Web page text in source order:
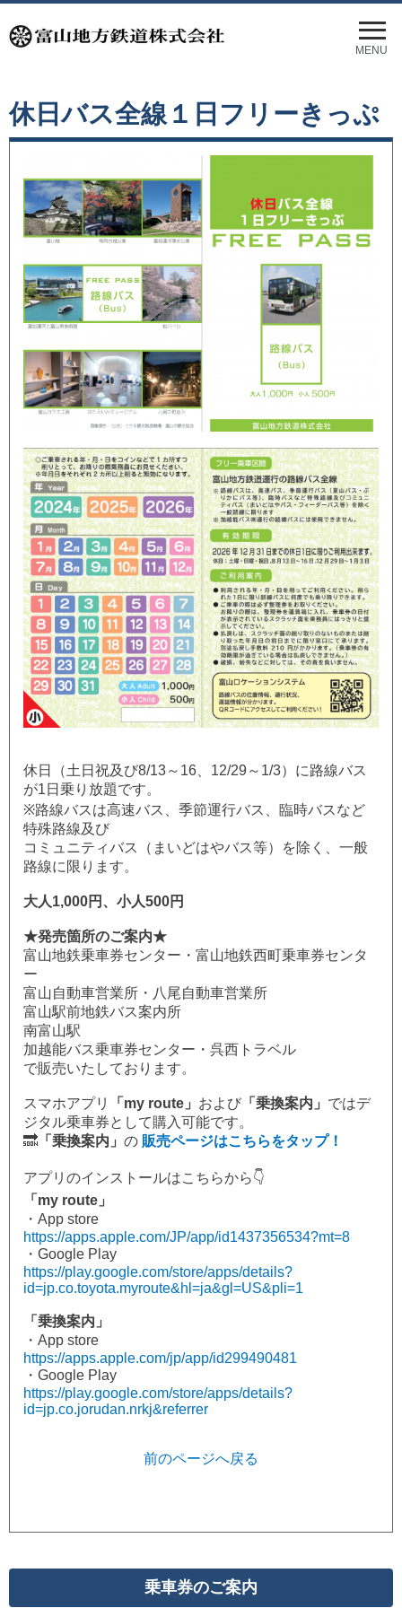
メ
ニ
ュ
開
く
MENU
休日バス全線１日フリーきっぷ
休日（土日祝及び8/13～16、12/29～1/3）に路線バス
が1日乗り放題です。
※路線バスは高速バス、季節運行バス、臨時バスなど
特殊路線及び
コミュニティバス（まいどはやバス等）を除く、一般
路線に限ります。
大人1,000円、小人500円
★発売箇所のご案内★
富山地鉄乗車券センター・富山地鉄西町乗車券センタ
ー
富山自動車営業所・八尾自動車営業所
富山駅前地鉄バス案内所
南富山駅
加越能バス乗車券センター・呉西トラベル
で販売いたしております。
スマホアプリ 「my route」 および 「乗換案内」 ではデ
ジタル乗車券として購入可能です。
🔜 「乗換案内」 の 販売ページはこちらをタップ！
アプリのインストールはこちらから👇
「my route」
・App store
https://apps.apple.com/JP/app/id1437356534?mt=8
・Google Play
https://play.google.com/store/apps/details?
id=jp.co.toyota.myroute&hl=ja&gl=US&pli=1
「乗換案内」
・App store
https://apps.apple.com/jp/app/id299490481
・Google Play
https://play.google.com/store/apps/details?
id=jp.co.jorudan.nrkj&referrer
前のページへ戻る
乗車券のご案内